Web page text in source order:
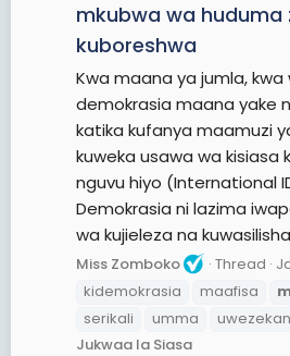
mkubwa wa huduma
kuboreshwa
Kwa maana ya jumla,
demokrasia maana yake
katika kufanya maamuzi
kuweka usawa wa kisiasa
nguvu hiyo (International
Demokrasia ni lazima
wa kujieleza na
Miss Zomboko Thread
kidemokrasia
maafisa
serikali
umma
Jukwaa la Siasa